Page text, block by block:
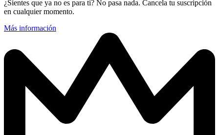
¿Sientes que ya no es para ti? No pasa nada. Cancela tu suscripción
en cualquier momento.
Más información